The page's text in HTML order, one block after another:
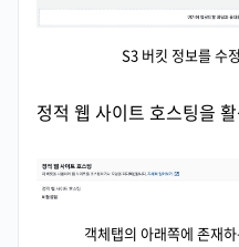
S3 버킷 정보를 수
정적 웹 사이트 호스팅을
객체탭의 아래쪽에 존재